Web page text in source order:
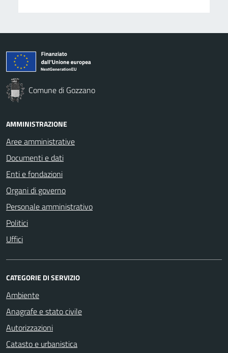
Comune di Gozzano
AMMINISTRAZIONE
Aree amministrative
Documenti e dati
Enti e fondazioni
Organi di governo
Personale amministrativo
Politici
Uffici
CATEGORIE DI SERVIZIO
Ambiente
Anagrafe e stato civile
Autorizzazioni
Catasto e urbanistica